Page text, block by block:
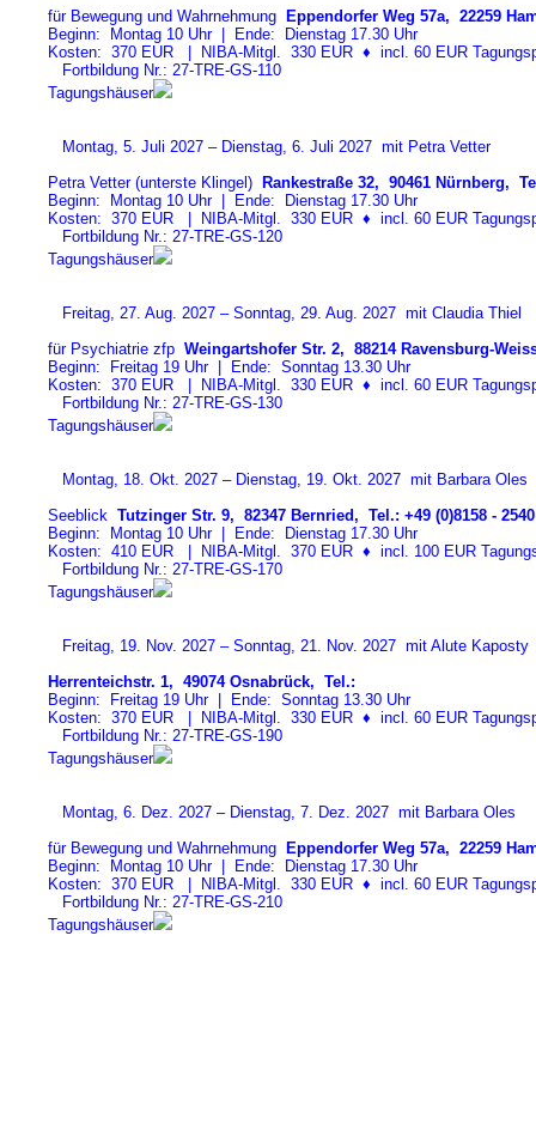
für Bewegung und Wahrnehmung
Eppendorfer Weg 57a, 22259
Beginn: Montag 10 Uhr | Ende: Dienstag 17.30 Uhr
Kosten: 370 EUR | NIBA-Mitgl. 330 EUR ♦ incl. 60 EUR
Fortbildung Nr.: 27-TRE-GS-110
Tagungshäuser
Montag, 5. Juli 2027 – Dienstag, 6. Juli 2027 mit Petra Vetter
Petra Vetter (unterste Klingel)
Rankestraße 32, 90461 Nürnberg,
Beginn: Montag 10 Uhr | Ende: Dienstag 17.30 Uhr
Kosten: 370 EUR | NIBA-Mitgl. 330 EUR ♦ incl. 60 EUR
Fortbildung Nr.: 27-TRE-GS-120
Tagungshäuser
Freitag, 27. Aug. 2027 – Sonntag, 29. Aug. 2027 mit Claudia Thiel
für Psychiatrie zfp Weingartshofer Str. 2, 88214 Ravensburg-
Beginn: Freitag 19 Uhr | Ende: Sonntag 13.30 Uhr
Kosten: 370 EUR | NIBA-Mitgl. 330 EUR ♦ incl. 60 EUR
Fortbildung Nr.: 27-TRE-GS-130
Tagungshäuser
Montag, 18. Okt. 2027 – Dienstag, 19. Okt. 2027 mit Barbara Oles
Seeblick Tutzinger Str. 9, 82347 Bernried, Tel.: +49 (0)8158 - 2540
Beginn: Montag 10 Uhr | Ende: Dienstag 17.30 Uhr
Kosten: 410 EUR | NIBA-Mitgl. 370 EUR ♦ incl. 100 EUR
Fortbildung Nr.: 27-TRE-GS-170
Tagungshäuser
Freitag, 19. Nov. 2027 – Sonntag, 21. Nov. 2027 mit Alute Kaposty
Herrenteichstr. 1, 49074 Osnabrück, Tel.:
Beginn: Freitag 19 Uhr | Ende: Sonntag 13.30 Uhr
Kosten: 370 EUR | NIBA-Mitgl. 330 EUR ♦ incl. 60 EUR
Fortbildung Nr.: 27-TRE-GS-190
Tagungshäuser
Montag, 6. Dez. 2027 – Dienstag, 7. Dez. 2027 mit Barbara Oles
für Bewegung und Wahrnehmung
Eppendorfer Weg 57a, 22259
Beginn: Montag 10 Uhr | Ende: Dienstag 17.30 Uhr
Kosten: 370 EUR | NIBA-Mitgl. 330 EUR ♦ incl. 60 EUR
Fortbildung Nr.: 27-TRE-GS-210
Tagungshäuser